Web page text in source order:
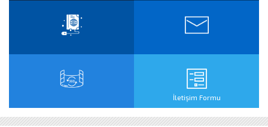
İletişim Formu